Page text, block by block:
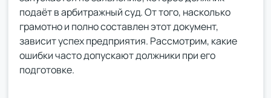
подаёт в арбитражный суд. От того, насколько
грамотно и полно составлен этот документ,
зависит успех предприятия. Рассмотрим, какие
ошибки часто допускают должники при его
подготовке.